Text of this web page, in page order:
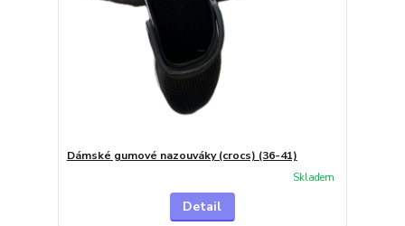
Dámské gumové nazouváky (crocs) (36-41)
Skladem
Detail